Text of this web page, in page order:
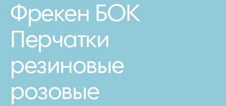
Фрекен БОК
Перчатки
резиновые
розовые